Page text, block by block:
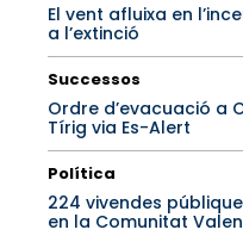
El vent afluixa en
a l’extinció
Successos
Ordre d’evacuació a
Tírig via Es-Alert
Política
224 vivendes
en la Comunitat